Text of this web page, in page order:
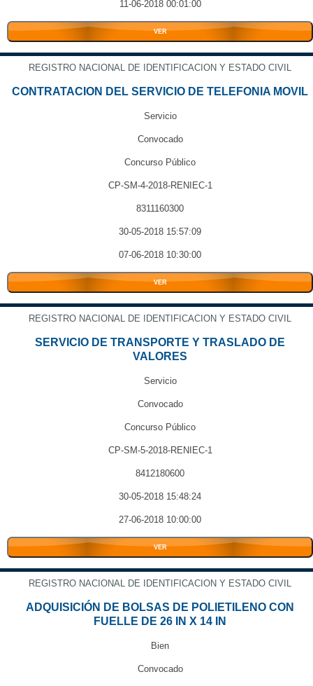
11-06-2018 00:01:00
VER
REGISTRO NACIONAL DE IDENTIFICACION Y ESTADO CIVIL
CONTRATACION DEL SERVICIO DE TELEFONIA MOVIL
Servicio
Convocado
Concurso Público
CP-SM-4-2018-RENIEC-1
8311160300
30-05-2018 15:57:09
07-06-2018 10:30:00
VER
REGISTRO NACIONAL DE IDENTIFICACION Y ESTADO CIVIL
SERVICIO DE TRANSPORTE Y TRASLADO DE
VALORES
Servicio
Convocado
Concurso Público
CP-SM-5-2018-RENIEC-1
8412180600
30-05-2018 15:48:24
27-06-2018 10:00:00
VER
REGISTRO NACIONAL DE IDENTIFICACION Y ESTADO CIVIL
ADQUISICIÓN DE BOLSAS DE POLIETILENO CON
FUELLE DE 26 IN X 14 IN
Bien
Convocado